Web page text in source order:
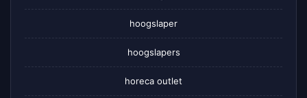
hoogslaper
hoogslapers
horeca outlet